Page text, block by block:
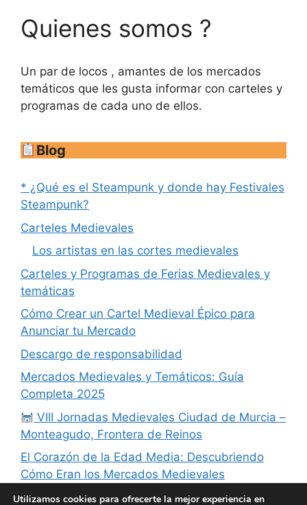
Quienes somos ?
Un par de locos , amantes de los mercados
temáticos que les gusta informar con carteles y
programas de cada uno de ellos.
Blog
* ¿Qué es el Steampunk y donde hay Festivales
Steampunk?
Carteles Medievales
Los artistas en las cortes medievales
Carteles y Programas de Ferias Medievales y
temáticas
Cómo Crear un Cartel Medieval Épico para
Anunciar tu Mercado
Descargo de responsabilidad
Mercados Medievales y Temáticos: Guía
Completa 2025
VIII Jornadas Medievales Ciudad de Murcia –
Monteagudo, Frontera de Reinos
El Corazón de la Edad Media: Descubriendo
Cómo Eran los Mercados Medievales
Cómo Hacer un Cartel Medieval Auténtico
Utilizamos cookies para ofrecerte la mejor experiencia en